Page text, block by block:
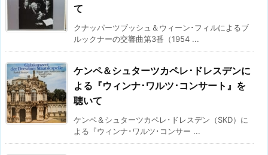
て
クナッパーツブッシュ＆ウィーン･フィルによるブ
ルックナーの交響曲第3番（1954 ...
ケンペ＆シュターツカペレ･ドレスデンに
よる『ウィンナ･ワルツ･コンサート』を
聴いて
ケンペ＆シュターツカペレ･ドレスデン（SKD）に
よる『ウィンナ･ワルツ･コンサー ...